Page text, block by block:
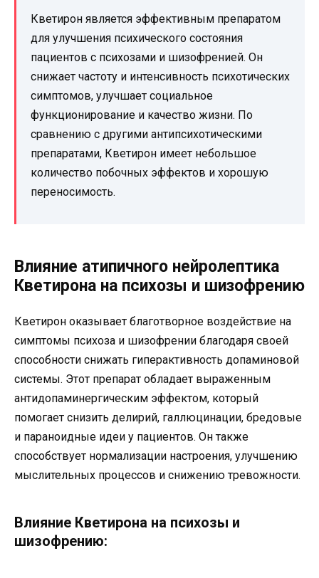
Кветирон является эффективным препаратом
для улучшения психического состояния
пациентов с психозами и шизофренией. Он
снижает частоту и интенсивность психотических
симптомов, улучшает социальное
функционирование и качество жизни. По
сравнению с другими антипсихотическими
препаратами, Кветирон имеет небольшое
количество побочных эффектов и хорошую
переносимость.
Влияние атипичного нейролептика
Кветирона на психозы и шизофрению
Кветирон оказывает благотворное воздействие на
симптомы психоза и шизофрении благодаря своей
способности снижать гиперактивность допаминовой
системы. Этот препарат обладает выраженным
антидопаминергическим эффектом, который
помогает снизить делирий, галлюцинации, бредовые
и параноидные идеи у пациентов. Он также
способствует нормализации настроения, улучшению
мыслительных процессов и снижению тревожности.
Влияние Кветирона на психозы и
шизофрению: